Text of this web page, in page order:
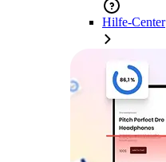
Hilfe-Center